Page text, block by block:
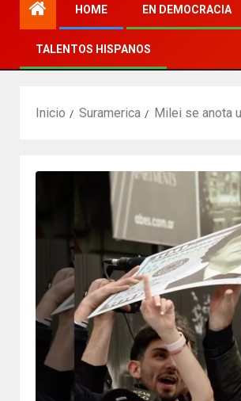
HOME EN DEMOCRACIA
TALENTOS HISPANOS
Inicio Suramerica Milei se anota